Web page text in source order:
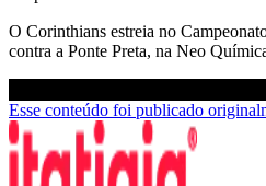
O Corinthians estreia no
contra a Ponte Preta, na Neo
Esse conteúdo foi publicado